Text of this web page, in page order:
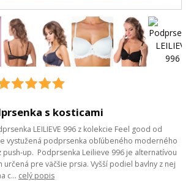
s kosticami
LEILIEVE 996 z kolekcie Feel good od
vystužená podprsenka obľúbeného moderného
push-up. Podprsenka Leilieve 996 je alternatívou
určená pre väčšie prsia. Vyšší podiel bavlny z nej
c... celý popis